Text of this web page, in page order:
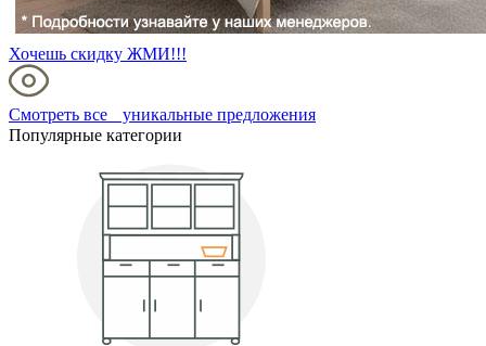
Хочешь скидку ЖМИ!!!
Смотреть все уникальные предложения
Популярные категории